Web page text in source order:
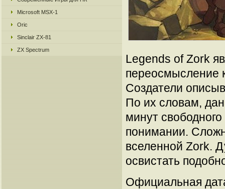
Microsoft MSX-1
Oric
Sinclair ZX-81
ZX Spectrum
Legends of Zork
переосмысление
Создатели
По их словам,
минут
понимании.
вселенной Zork.
освистать
Официальная